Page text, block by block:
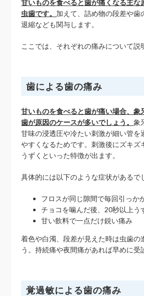
甘いものを食べると歯が痛くなる主な
虫歯です。 加えて、詰め物の段差や歯
退縮なども関与します。
ここでは、それぞれの痛みについて説
歯による歯の痛み
甘いものを食べると歯が痛い場合、象
歯が原因のケースが多いでしょう。象
甘味の浸透圧や冷たい刺激が細い管を
やすくなるためです。刺激後にズキズ
うずくといった特徴が出ます。
具体的には以下のような症状があるで
フロスが同じ隙間で毎回引っか
チョコを噛んだ後、20秒以上う
甘い飲料で一点だけ鋭い痛み
着色や白濁、段差が見えた時は虫歯の
う。持続痛や夜間痛があれば早めに受
覚過敏による歯の痛み